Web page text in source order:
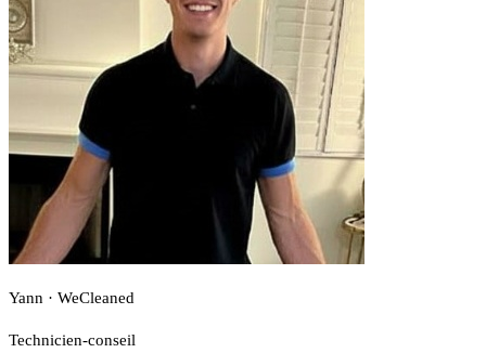
Yann · WeCleaned
Technicien-conseil